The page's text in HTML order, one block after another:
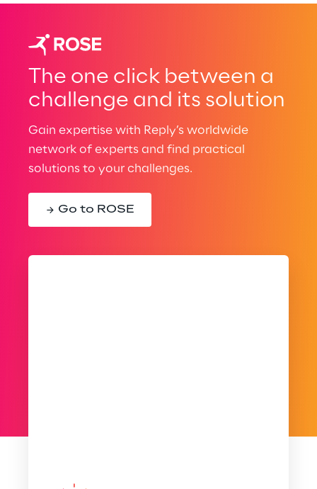
The one click between a
challenge and its solution
Gain expertise with Reply’s worldwide
network of experts and find practical
solutions to your challenges.
Go to ROSE